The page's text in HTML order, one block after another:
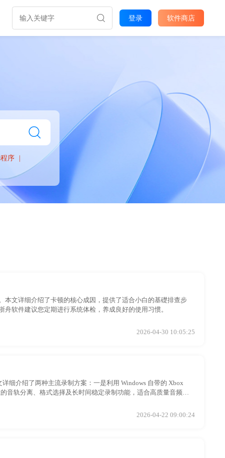
登录 软件商店
序
文详细介绍了卡顿的核心成因，提供了适合小白的基礎排查步
软件建议您定期进行系统体检，养成良好的使用习惯。
2026-04-30 10:05:25
细介绍了两种主流录制方案：一是利用 Windows 自带的 Xbox
音轨分离、格式选择及长时间稳定录制功能，适合高质量音频产
2026-04-22 09:00:24